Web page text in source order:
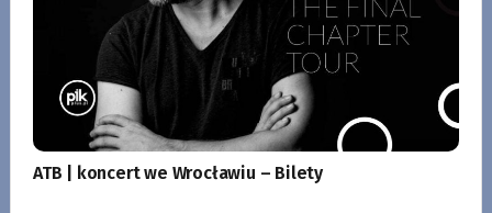
ATB | koncert we Wrocławiu – Bilety